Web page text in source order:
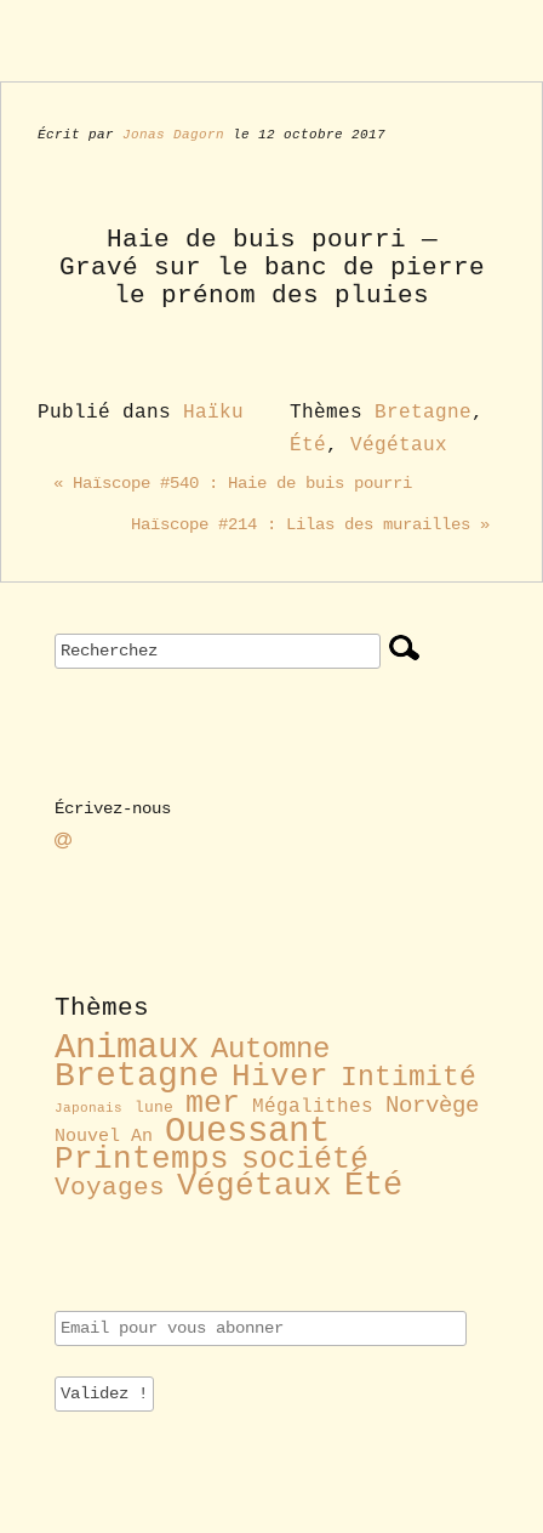
Écrit par Jonas Dagorn le 12 octobre 2017
Haie de buis pourri —
Gravé sur le banc de pierre
le prénom des pluies
Publié dans Haïku Thèmes Bretagne,
Été, Végétaux
« Haïscope #540 : Haie de buis pourri
Haïscope #214 : Lilas des murailles »
Écrivez-nous
Thèmes
Animaux Automne
Bretagne Hiver Intimité
Japonais lune mer Mégalithes Norvège
Nouvel An Ouessant
Printemps société
Voyages Végétaux Été
E
m
i
l